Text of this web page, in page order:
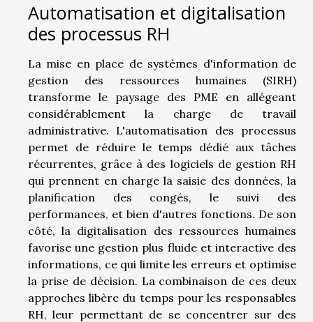
Automatisation et digitalisation
des processus RH
La mise en place de systèmes d'information de
gestion des ressources humaines (SIRH)
transforme le paysage des PME en allégeant
considérablement la charge de travail
administrative. L'automatisation des processus
permet de réduire le temps dédié aux tâches
récurrentes, grâce à des logiciels de gestion RH
qui prennent en charge la saisie des données, la
planification des congés, le suivi des
performances, et bien d'autres fonctions. De son
côté, la digitalisation des ressources humaines
favorise une gestion plus fluide et interactive des
informations, ce qui limite les erreurs et optimise
la prise de décision. La combinaison de ces deux
approches libère du temps pour les responsables
RH, leur permettant de se concentrer sur des